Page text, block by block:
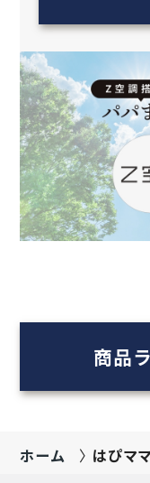
商品
ホーム はぴマ